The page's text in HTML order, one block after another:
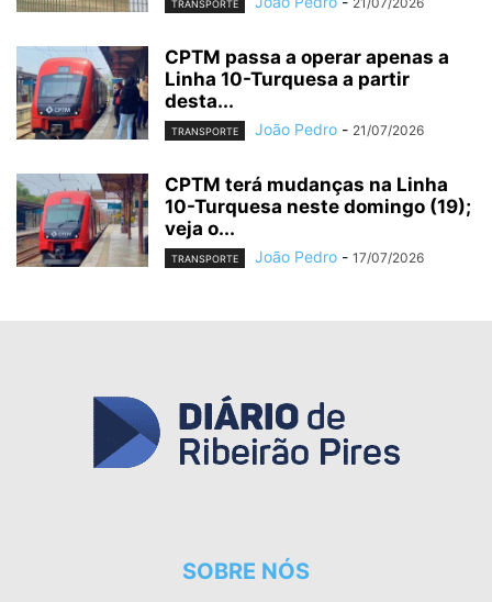
TRANSPORTE
CPTM passa a operar apenas a
Linha 10-Turquesa a partir
desta...
TRANSPORTE João Pedro - 21/07/2026
CPTM terá mudanças na Linha
10-Turquesa neste domingo (19);
veja o...
TRANSPORTE João Pedro - 17/07/2026
SOBRE NÓS